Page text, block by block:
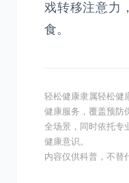
戏转移注意力
食。
轻松健康隶属轻松健
健康服务，覆盖预防
全场景，同时依托专
健康意识。
内容仅供科普，不替